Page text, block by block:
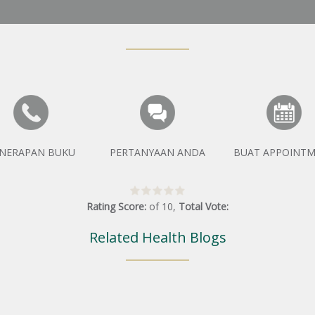
BUKU PERTANYAAN ANDA BUAT
Rating Score: of 10, Total Vote:
Related Health Blogs